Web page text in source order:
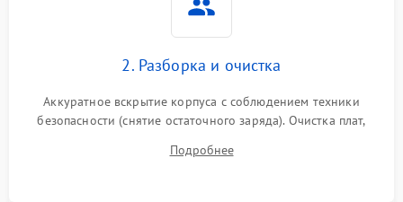
2. Разборка и очистка
Аккуратное вскрытие корпуса с соблюдением техники
безопасности (снятие остаточного заряда). Очистка плат,
и кистей для предотвращения перегрева и замыканий.
Подробнее